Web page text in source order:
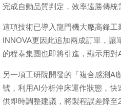
完成自動品質判定，效率遠勝傳
這項技術已導入龍門機大廠高鋒
INNOVA更因此追加兩成訂單，
的程泰集團也即將引進，顯示用
另一項工研院開發的「複合感測
號，利用AI分析沖床運作狀態，
供即時調整建議，將製程誤差降